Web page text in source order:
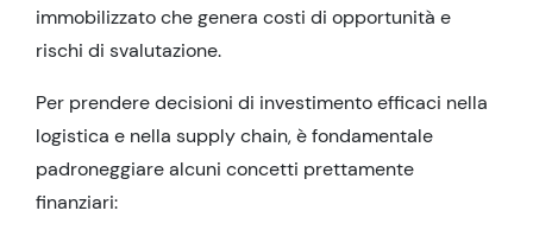
immobilizzato che genera costi di opportunità e
rischi di svalutazione.
Per prendere decisioni di investimento efficaci nella
logistica e nella supply chain, è fondamentale
padroneggiare alcuni concetti prettamente
finanziari: